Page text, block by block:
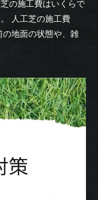
の施工費はいくらで
人工芝の施工費
地面の状態や、雑